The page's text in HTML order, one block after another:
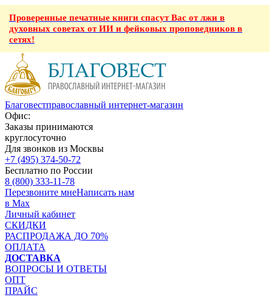
Проверенные печатные книги спасут Вас от лжи в
духовных советах от ИИ и фейковых проповедников в
сетях!
Благовестправославный интернет-магазин
Офис:
Заказы принимаются
круглосуточно
Для звонков из Москвы
+7 (495) 374-50-72
Бесплатно по России
8 (800) 333-11-78
Перезвоните мнеНаписать нам
в Max
Личный кабинет
СКИДКИ
РАСПРОДАЖА ДО 70%
ОПЛАТА
ДОСТАВКА
ВОПРОСЫ И ОТВЕТЫ
ОПТ
ПРАЙС